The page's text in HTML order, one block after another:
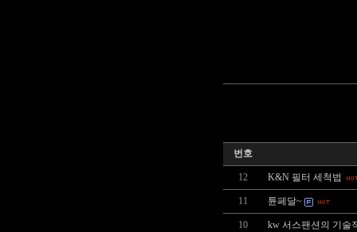
번호
12 K&N 필터 세척법
11 튠페달~
10 kw 서스팬션의 기술